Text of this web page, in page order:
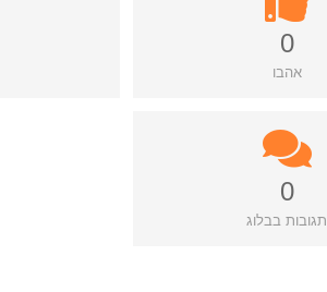
0
אהבו
0
תגובות בבלוג